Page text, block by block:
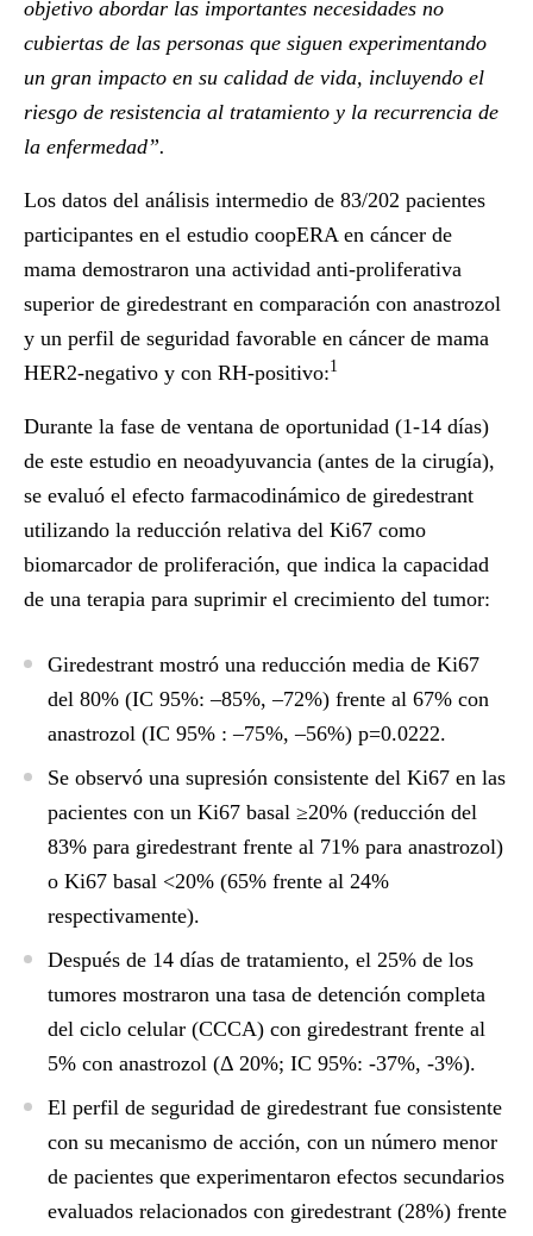
objetivo abordar las importantes necesidades no
cubiertas de las personas que siguen experimentando
un gran impacto en su calidad de vida, incluyendo el
riesgo de resistencia al tratamiento y la recurrencia de
la enfermedad”.
Los datos del análisis intermedio de 83/202 pacientes
participantes en el estudio coopERA en cáncer de
mama demostraron una actividad anti-proliferativa
superior de giredestrant en comparación con anastrozol
y un perfil de seguridad favorable en cáncer de mama
HER2-negativo y con RH-positivo:1
Durante la fase de ventana de oportunidad (1-14 días)
de este estudio en neoadyuvancia (antes de la cirugía),
se evaluó el efecto farmacodinámico de giredestrant
utilizando la reducción relativa del Ki67 como
biomarcador de proliferación, que indica la capacidad
de una terapia para suprimir el crecimiento del tumor:
Giredestrant mostró una reducción media de Ki67
del 80% (IC 95%: –85%, –72%) frente al 67% con
anastrozol (IC 95% : –75%, –56%) p=0.0222.
Se observó una supresión consistente del Ki67 en las
pacientes con un Ki67 basal ≥20% (reducción del
83% para giredestrant frente al 71% para anastrozol)
o Ki67 basal <20% (65% frente al 24%
respectivamente).
Después de 14 días de tratamiento, el 25% de los
tumores mostraron una tasa de detención completa
del ciclo celular (CCCA) con giredestrant frente al
5% con anastrozol (Δ 20%; IC 95%: -37%, -3%).
El perfil de seguridad de giredestrant fue consistente
con su mecanismo de acción, con un número menor
de pacientes que experimentaron efectos secundarios
evaluados relacionados con giredestrant (28%) frente